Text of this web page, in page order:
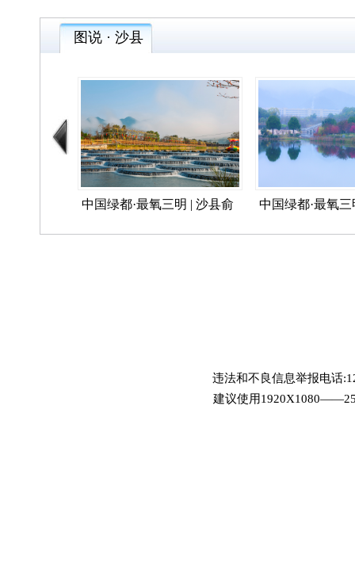
图说 · 沙县
中国绿都·最氧三明 | 沙县俞
邦 秀色可餐
中国绿都·最氧
春雨如烟 春
违法和不良信息举报电话
建议使用